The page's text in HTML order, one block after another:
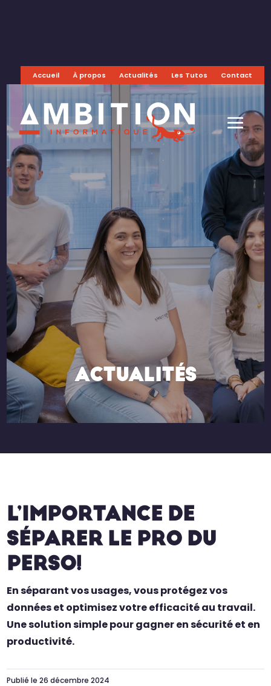
Accueil À propos Actualités Les Tutos Contact
ACTUALITÉS
L’IMPORTANCE DE
SÉPARER LE PRO DU
PERSO!
En séparant vos usages, vous protégez vos
données et optimisez votre efficacité au travail.
Une solution simple pour gagner en sécurité et en
productivité.
Publié le 26 décembre 2024